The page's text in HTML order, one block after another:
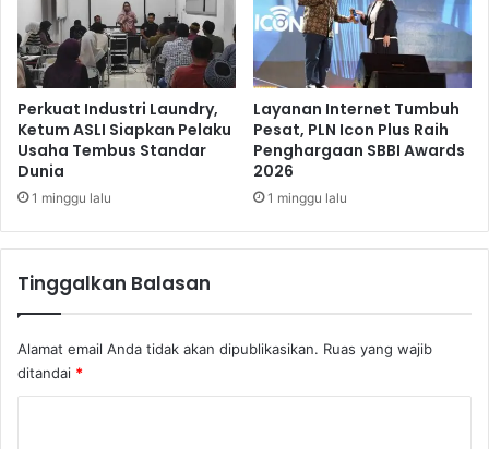
g
u
n
M
u
s
e
u
r
j
a
l
P
e
n
u
h
P
y
a
a
t
a
Perkuat Industri Laundry,
Ketum ASLI Siapkan Pelaku
Usaha Tembus Standar
Dunia
1 minggu lalu
Layanan Internet Tumbuh
Pesat, PLN Icon Plus Raih
Penghargaan SBBI Awards
2026
1 minggu lalu
Tinggalkan Balasan
Alamat email Anda tidak akan dipublikasikan. Ruas yang wajib
ditandai *